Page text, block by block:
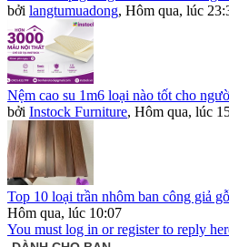
bởi langtumuadong, Hôm qua, lúc
Nệm cao su 1m6 loại nào tốt cho
bởi Instock Furniture, Hôm qua, lúc
Top 10 loại trần nhôm ban công giả
Hôm qua, lúc 10:07
You must log in or register to reply